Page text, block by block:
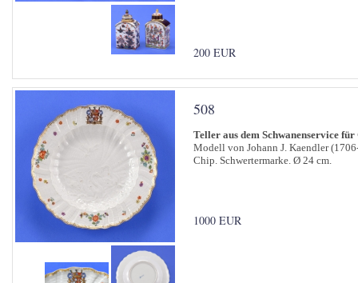
200 EUR
508
Teller aus dem Schwanenservice
Modell von Johann J. Kaendler
Chip. Schwertermarke. Ø 24 cm.
1000 EUR